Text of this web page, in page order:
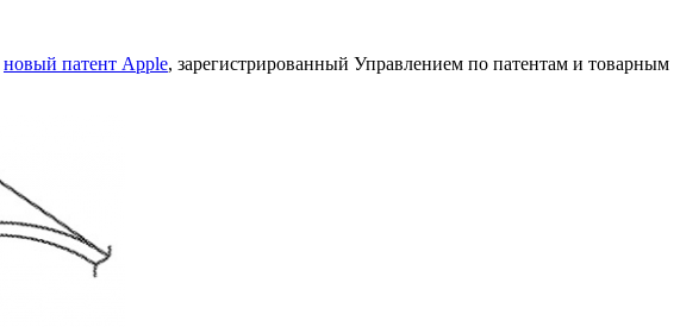
новый патент Apple, зарегистрированный Управлением по патентам и товарным